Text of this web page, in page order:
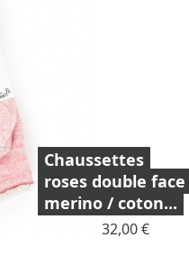
Chaussettes
roses double face
merino / coton...
Prix
32,00 €